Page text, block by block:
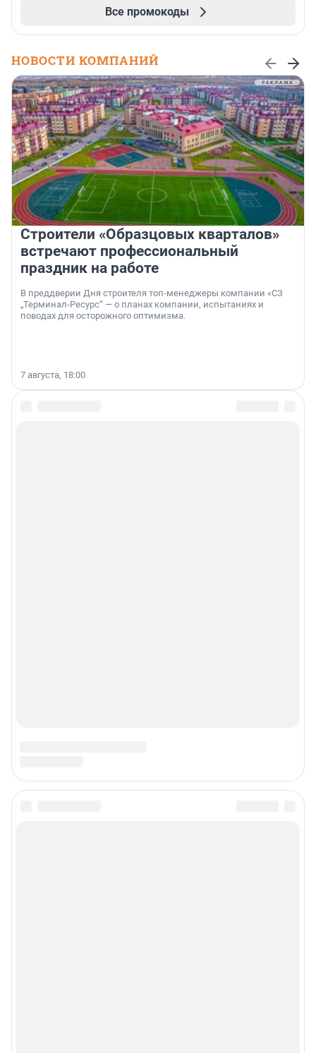
Все промокоды
НОВОСТИ КОМПАНИЙ
Строители «Образцовых кварталов»
встречают профессиональный
праздник на работе
В преддверии Дня строителя топ-менеджеры компании «СЗ
„Терминал-Ресурс“ — о планах компании, испытаниях и
поводах для осторожного оптимизма.
7 августа, 18:00